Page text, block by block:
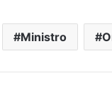
Ministro